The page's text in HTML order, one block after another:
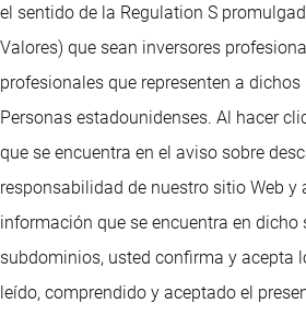
el sentido de la Regulation S
Valores) que sean inversores
profesionales que representen a
Personas estadounidenses. Al hacer
que se encuentra en el aviso sobre
responsabilidad de nuestro sitio Web y
información que se encuentra en
subdominios, usted confirma y acepta
leído, comprendido y aceptado el